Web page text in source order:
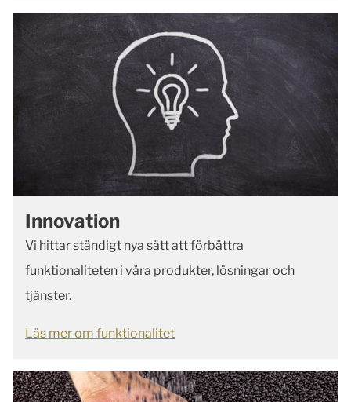
Innovation
Vi hittar ständigt nya sätt att förbättra
funktionaliteten i våra produkter, lösningar och
tjänster.
Läs mer om funktionalitet